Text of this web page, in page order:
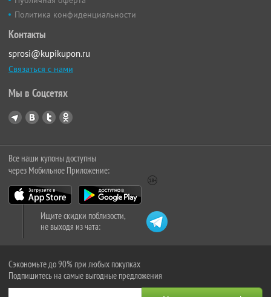
Политика конфиденциальности
Контакты
sprosi@kupikupon.ru
Связаться с нами
Мы в Соцсетях
Все наши купоны доступны
через Мобильное Приложение:
Ищите скидки поблизости,
не выходя из чата:
Сэкономьте до 90% при любых покупках
Подпишитесь на самые выгодные предложения